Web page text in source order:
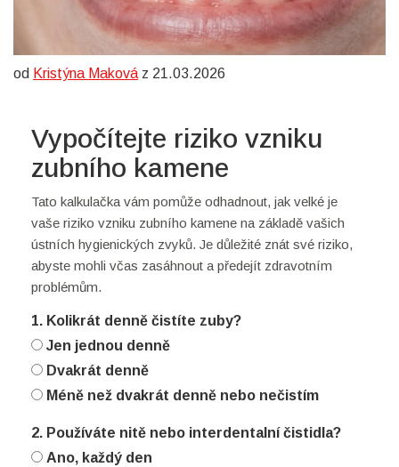
od Kristýna Maková z 21.03.2026
Vypočítejte riziko vzniku
zubního kamene
Tato kalkulačka vám pomůže odhadnout, jak velké je
vaše riziko vzniku zubního kamene na základě vašich
ústních hygienických zvyků. Je důležité znát své riziko,
abyste mohli včas zasáhnout a předejít zdravotním
problémům.
1. Kolikrát denně čistíte zuby?
Jen jednou denně
Dvakrát denně
Méně než dvakrát denně nebo nečistím
2. Používáte nitě nebo interdentalní čistidla?
Ano, každý den